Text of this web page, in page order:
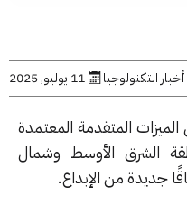
التكنولوجيا 11 يوليو, 2025
المتقدمة المعتمدة
الأوسط وشمال
من الإبداع.